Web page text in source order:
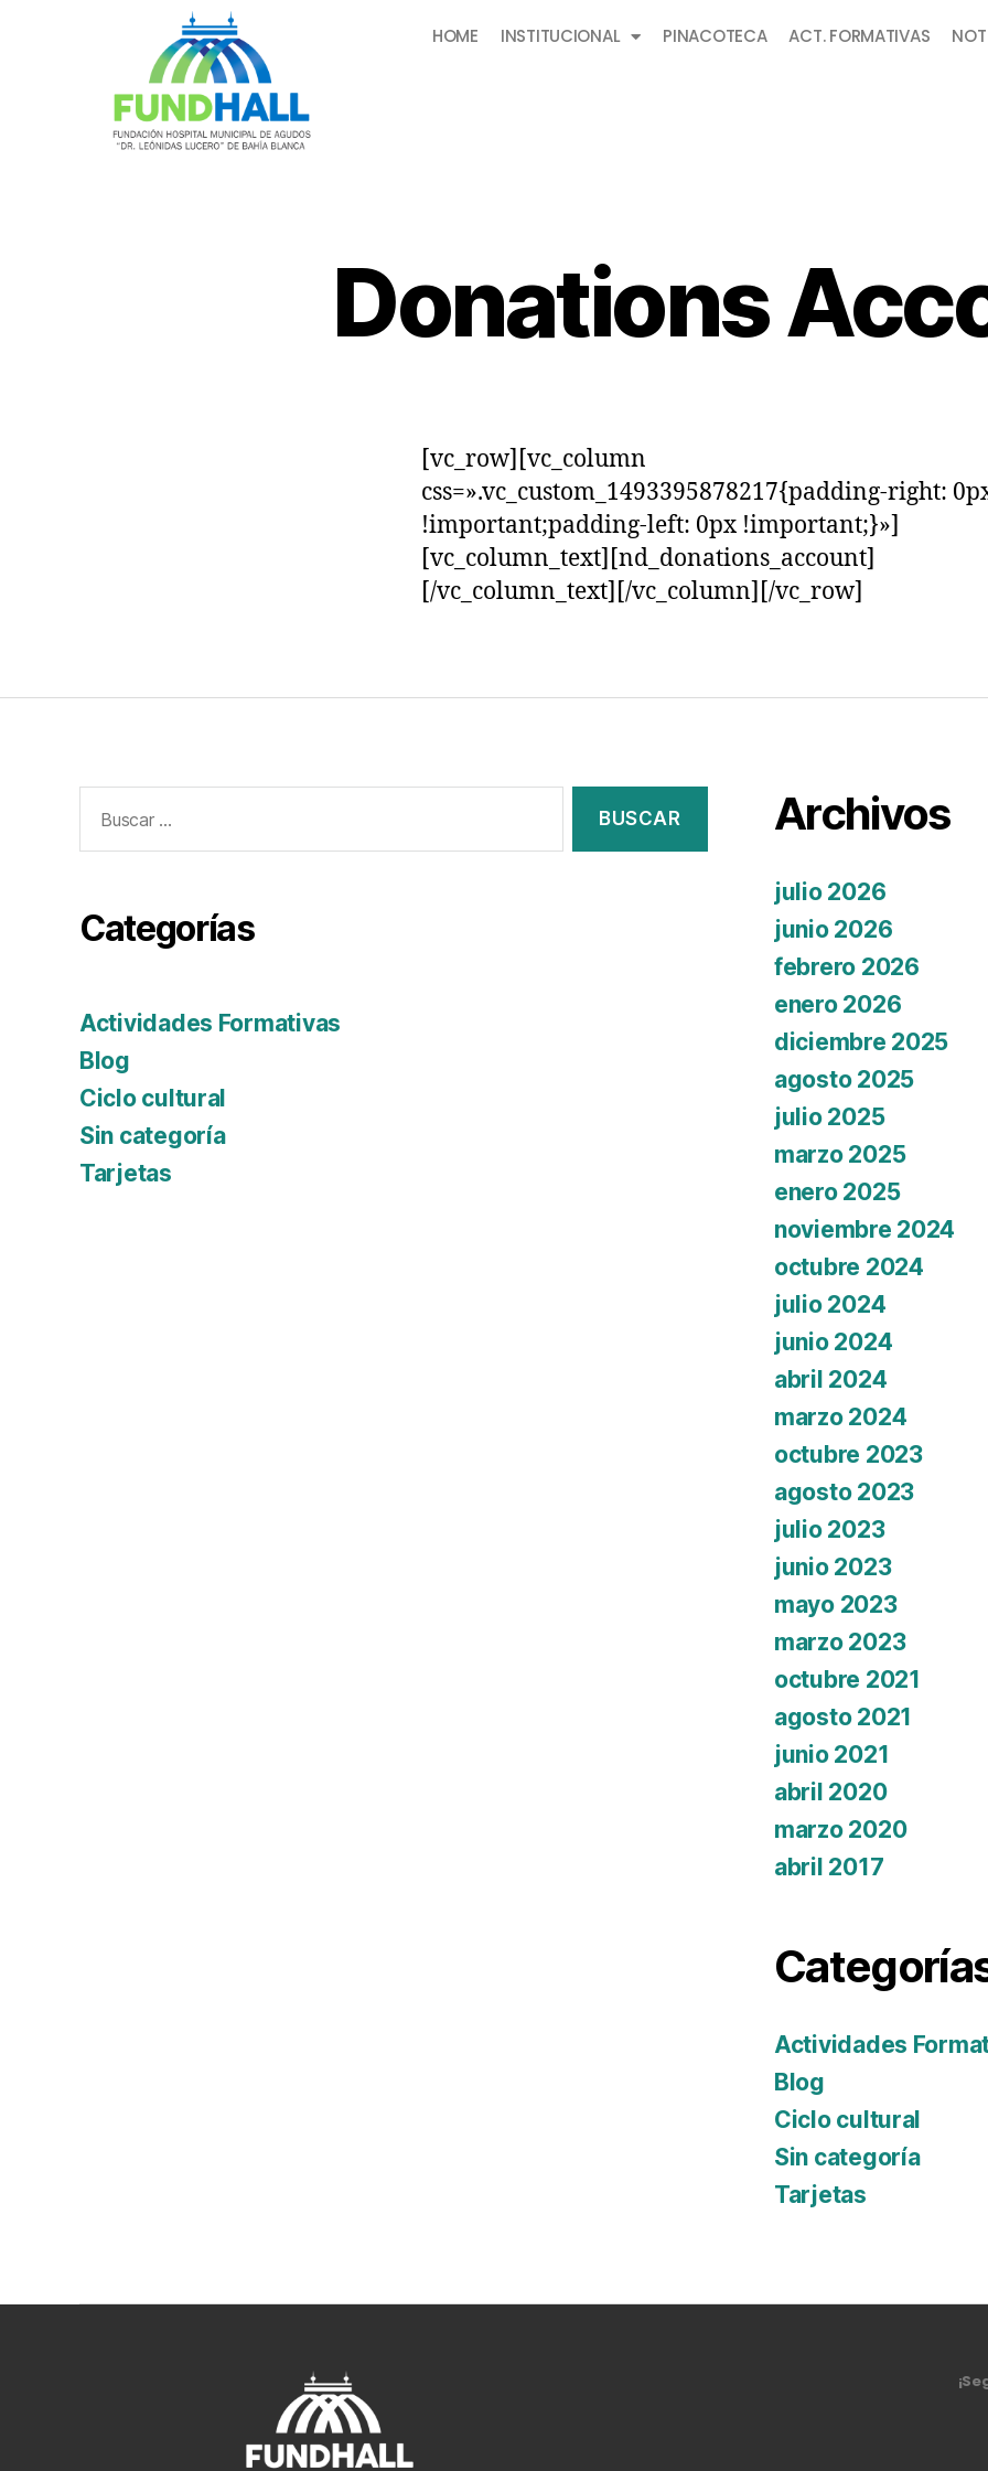
HOME INSTITUCIONAL PINACOTECA ACT. FORMATIVAS
Donations
[vc_row][vc_column
css=».vc_custom_1493395878217{padding-right:
!important;padding-left: 0px !important;}»]
[vc_column_text][nd_donations_account]
[/vc_column_text][/vc_column][/vc_row]
Categorías
Actividades Formativas
Blog
Ciclo cultural
Sin categoría
Tarjetas
Archivos
julio 2026
junio 2026
febrero 2026
enero 2026
diciembre 2025
agosto 2025
julio 2025
marzo 2025
enero 2025
noviembre 2024
octubre 2024
julio 2024
junio 2024
abril 2024
marzo 2024
octubre 2023
agosto 2023
julio 2023
junio 2023
mayo 2023
marzo 2023
octubre 2021
agosto 2021
junio 2021
abril 2020
marzo 2020
abril 2017
Actividades
Blog
Ciclo cultural
Sin categoría
Tarjetas